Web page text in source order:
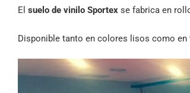
El suelo de vinilo Sportex se fabrica en
Disponible tanto en colores lisos como en